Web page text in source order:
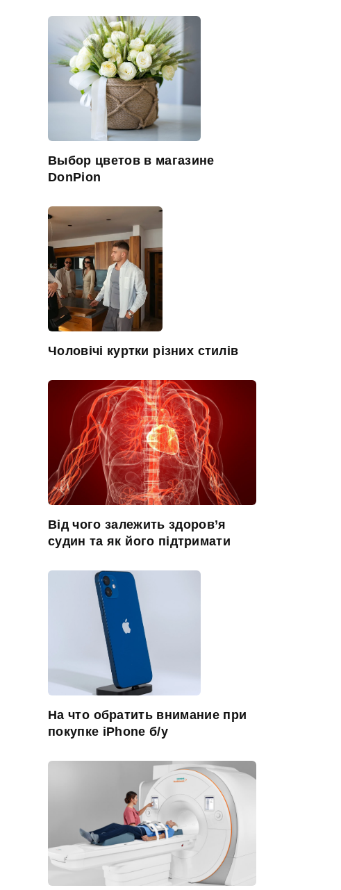
Выбор цветов в магазине
DonPion
Чоловічі куртки різних стилів
Від чого залежить здоров’я
судин та як його підтримати
На что обратить внимание при
покупке iPhone б/у